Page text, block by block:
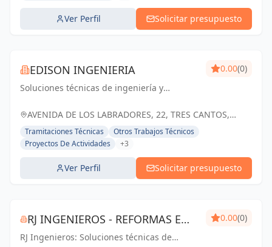
Ver Perfil Solicitar presupuesto
EDISON INGENIERIA
Soluciones técnicas de ingeniería y
en Tres Cantos y Madrid
0.00(0)
AVENIDA DE LOS LABRADORES, 22, TRES CANTOS,
ESPAÑA, España
Tramitaciones Técnicas
Otros Trabajos Técnicos
Proyectos De Actividades
+3
Ver Perfil Solicitar presupuesto
RJ INGENIEROS - REFORMAS E
INSTALACIONES
RJ Ingenieros: Soluciones técnicas de
0.00(0)